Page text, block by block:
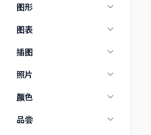
图形
图表
插图
照片
颜色
品尝